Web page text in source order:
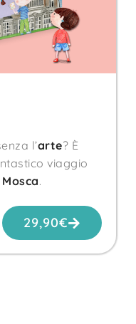
l’arte? È
viaggio
Mosca.
29,90€